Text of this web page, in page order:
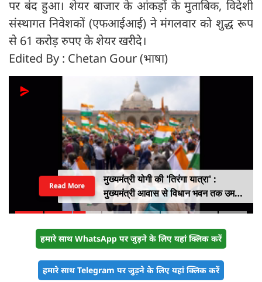
पर बंद हुआ। शेयर बाजार के आंकड़ों के मुताबिक, विदेशी
संस्थागत निवेशकों (एफआईआई) ने मंगलवार को शुद्ध रूप
से 61 करोड़ रुपए के शेयर खरीदे।
Edited By : Chetan Gour (भाषा)
मुख्यमंत्री योगी की 'तिरंगा यात्रा' :
मुख्यमंत्री आवास से विधान भवन तक उमड़ा
युवाओं का सैलाब
Read More
हमारे साथ WhatsApp पर जुड़ने के लिए यहां क्लिक करें
हमारे साथ Telegram पर जुड़ने के लिए यहां क्लिक करें